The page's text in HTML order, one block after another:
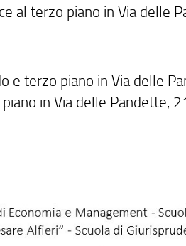
al terzo piano in Via delle
e terzo piano in Via delle
in Via delle Pandette,